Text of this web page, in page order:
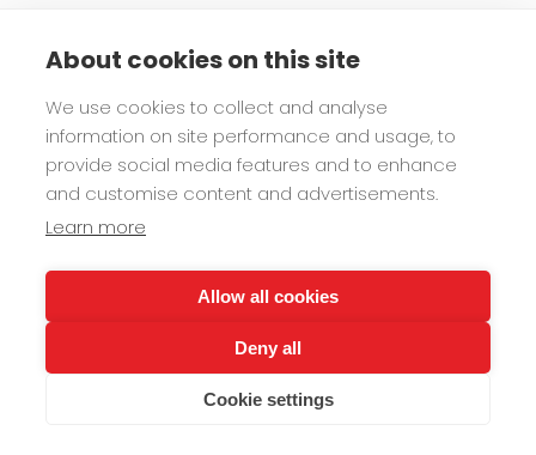
About cookies on this site
We use cookies to collect and analyse
information on site performance and usage, to
provide social media features and to enhance
and customise content and advertisements.
Learn more
Allow all cookies
Deny all
Cookie settings
kotimainen
sävyte
sävyttäminen
suoraväri
vegaaninen